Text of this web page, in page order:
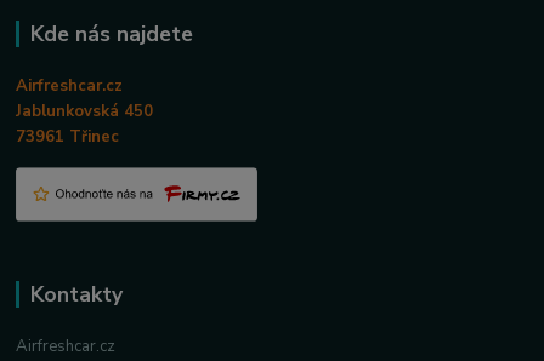
Kde nás najdete
Airfreshcar.cz
Jablunkovská 450
73961 Třinec
Kontakty
Airfreshcar.cz